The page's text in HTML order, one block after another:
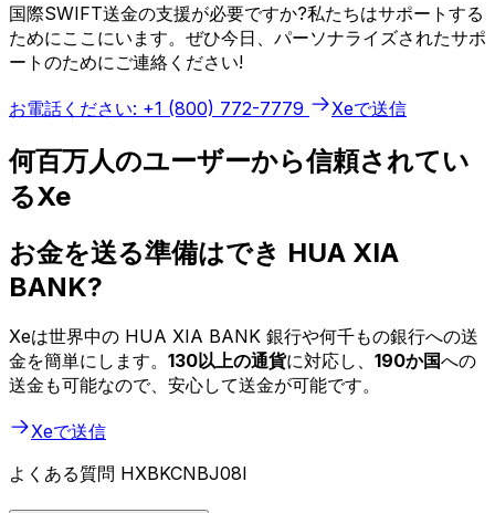
国際SWIFT送金の支援が必要ですか?私たちはサポートする
ためにここにいます。ぜひ今日、パーソナライズされたサポ
ートのためにご連絡ください!
お電話ください: +1 (800) 772-7779 Xeで送信
何百万人のユーザーから信頼されてい
るXe
お金を送る準備はでき HUA XIA
BANK?
Xeは世界中の HUA XIA BANK 銀行や何千もの銀行への送
金を簡単にします。 130以上の通貨に対応し、 190か国への
送金も可能なので、安心して送金が可能です。
Xeで送信
よくある質問 HXBKCNBJ08I